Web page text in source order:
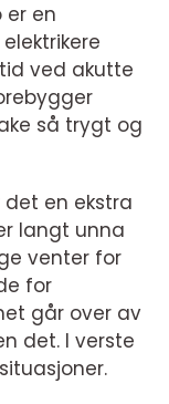
er en
ved akutte
så trygt og
en ekstra
langt unna
venter for
for
går over av
det. I verste